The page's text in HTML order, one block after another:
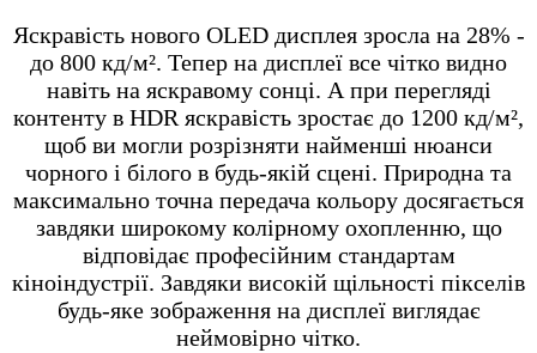
Яскравість нового OLED дисплея зросла на 28% -
до 800 кд/м². Тепер на дисплеї все чітко видно
навіть на яскравому сонці. А при перегляді
контенту в HDR яскравість зростає до 1200 кд/м²,
щоб ви могли розрізняти найменші нюанси
чорного і білого в будь-якій сцені. Природна та
максимально точна передача кольору досягається
завдяки широкому колірному охопленню, що
відповідає професійним стандартам
кіноіндустрії. Завдяки високій щільності пікселів
будь-яке зображення на дисплеї виглядає
неймовірно чітко.